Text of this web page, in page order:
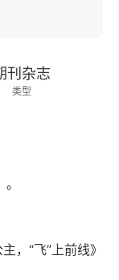
刊杂志
类型
，“飞”上前线》